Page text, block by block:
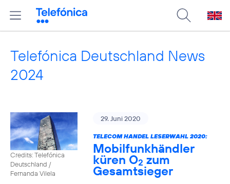
Telefónica Deutschland News
2024
Credits: Telefónica
Deutschland /
Fernanda Vilela
29. Juni 2020
TELECOM HANDEL LESERWAHL 2020:
Mobilfunkhändler
küren O2 zum
Gesamtsieger